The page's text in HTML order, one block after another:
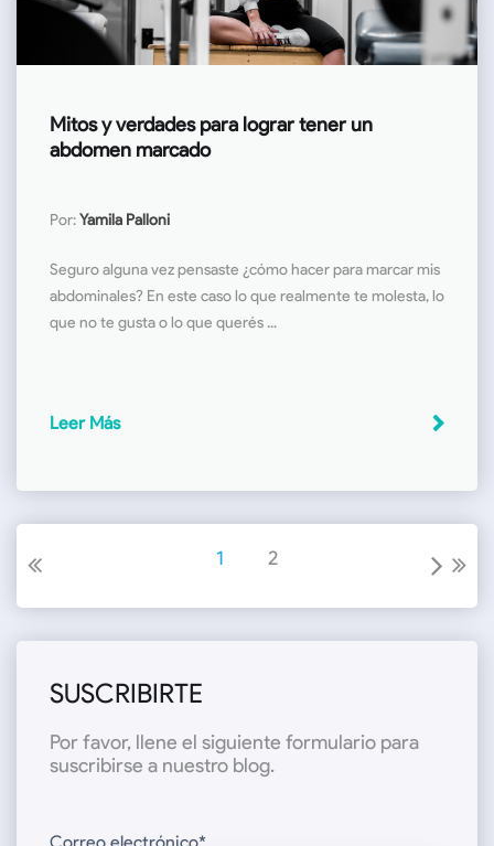
Mitos y verdades para lograr tener un
abdomen marcado
Por:Yamila Palloni
Seguro alguna vez pensaste ¿cómo hacer para marcar mis
abdominales? En este caso lo que realmente te molesta, lo
que no te gusta o lo que querés ...
Leer Más
1 2
SUSCRIBIRTE
Por favor, llene el siguiente formulario para
suscribirse a nuestro blog.